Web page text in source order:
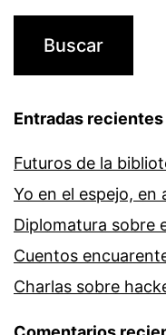
Entradas recientes
Futuros de la
Yo en el espejo, en
Diplomatura sobre
Cuentos
Charlas sobre